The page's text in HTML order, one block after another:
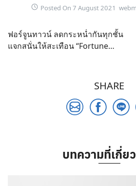
Posted On 7 August 2021
ฟอร์จูนทาวน์ ลดกระหน่ำกันทุกชั้น
แจกสนั่นให้สะเทือน “Fortune…
SHARE
บทความที่เกี่ย